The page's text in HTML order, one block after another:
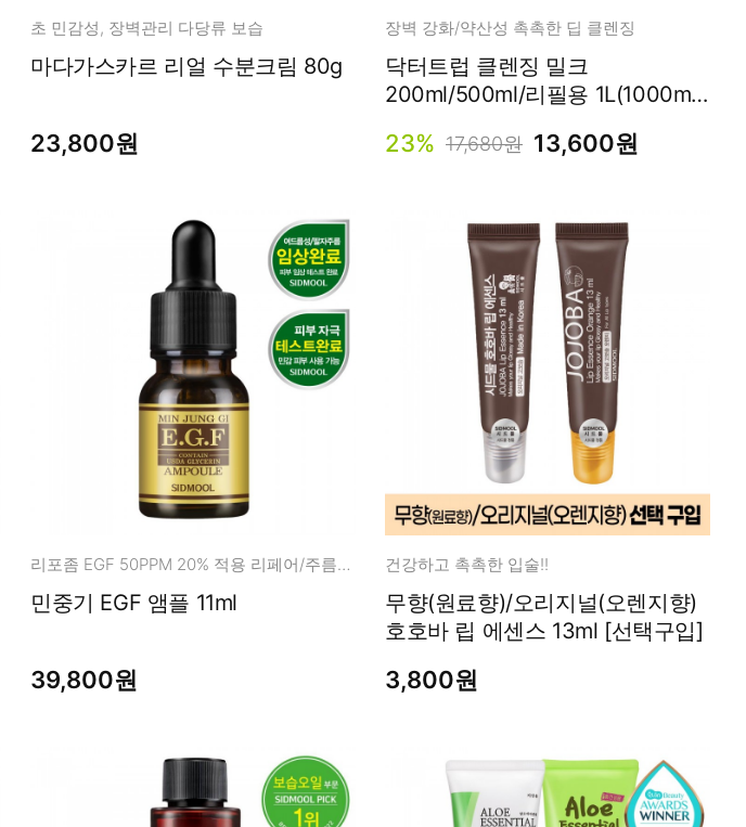
초 민감성, 장벽관리 다당류 보습
마다가스카르 리얼 수분크림 80g
23,800원
장벽 강화/약산성 촉촉한 딥 클렌징
닥터트럽 클렌징 밀크
200ml/500ml/리필용 1L(1000ml)
23% 17,680원 13,600원
리포좀 EGF 50PPM 20% 적용 리페어/주름개선
민중기 EGF 앰플 11ml
39,800원
건강하고 촉촉한 입술!!
무향(원료향)/오리지널(오렌지향)
호호바 립 에센스 13ml [선택구입]
3,800원